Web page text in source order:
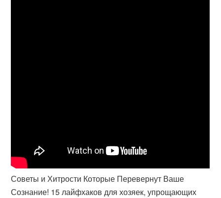
Советы и Хитрости Которые Перевернут Ваше
Сознание! 15 лайфхаков для хозяек, упрощающих